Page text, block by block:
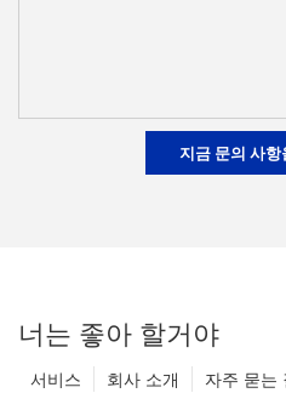
지금 문의 사
너는 좋아 할거야
자주 묻는
회사 소개
서비스